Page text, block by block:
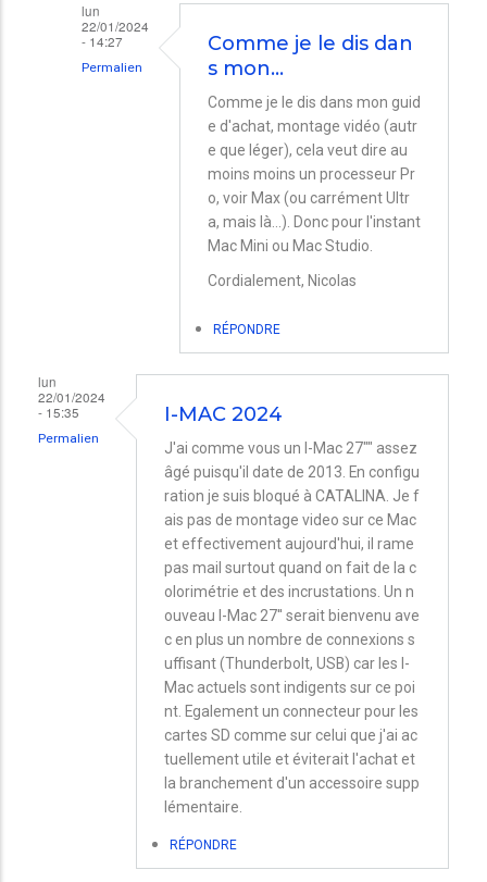
lun
22/01/2024
- 14:27
Permalien
Comme je le dis dan
s mon…
Comme je le dis dans mon guid
e d'achat, montage vidéo (autr
e que léger), cela veut dire au
moins moins un processeur Pr
o, voir Max (ou carrément Ultr
a, mais là...). Donc pour l'instant
Mac Mini ou Mac Studio.
Cordialement, Nicolas
RÉPONDRE
lun
22/01/2024
- 15:35
Permalien
I-MAC 2024
J'ai comme vous un I-Mac 27"" assez
âgé puisqu'il date de 2013. En configu
ration je suis bloqué à CATALINA. Je f
ais pas de montage video sur ce Mac
et effectivement aujourd'hui, il rame
pas mail surtout quand on fait de la c
olorimétrie et des incrustations. Un n
ouveau I-Mac 27'' serait bienvenu ave
c en plus un nombre de connexions s
uffisant (Thunderbolt, USB) car les I-
Mac actuels sont indigents sur ce poi
nt. Egalement un connecteur pour les
cartes SD comme sur celui que j'ai ac
tuellement utile et éviterait l'achat et
la branchement d'un accessoire supp
lémentaire.
RÉPONDRE